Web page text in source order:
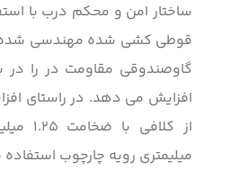
ساختار امن و محکم درب با
گاوصندوقی مقاومت در را در
افزایش می دهد. در راستای
میلیمتری رویه چارچوب